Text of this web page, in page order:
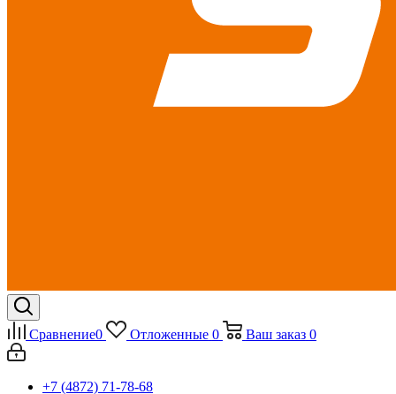
Сравнение0 Отложенные 0 Ваш заказ 0
+7 (4872) 71-78-68